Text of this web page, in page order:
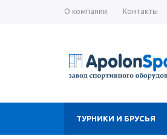
О компании Контакты
ТУРНИКИ И БРУСЬЯ